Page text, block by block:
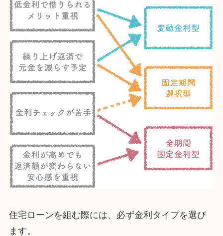
住宅ローンを組む際には、必ず金利タイプを選び
ます。